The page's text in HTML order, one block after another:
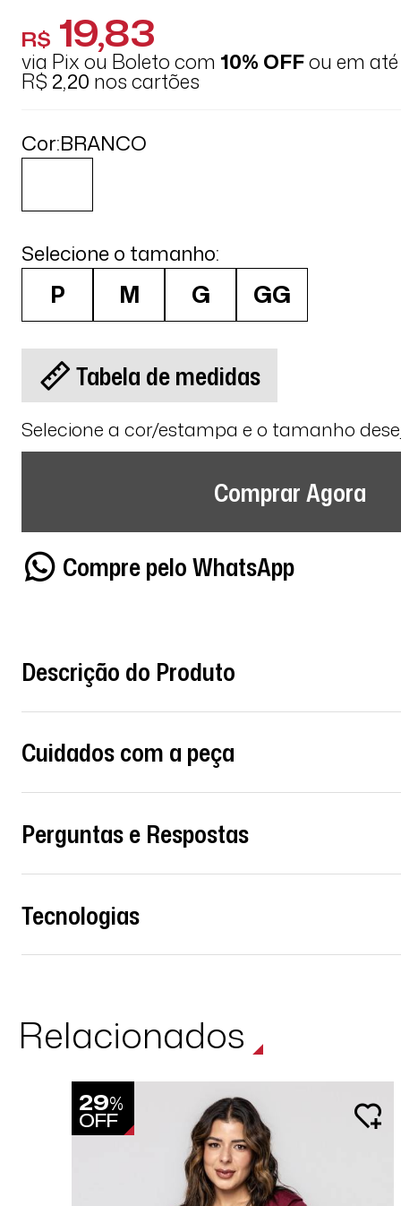
R$ 19,83
via Pix ou Boleto com 10% OFFou em
R$ 2,20 nos cartões
Cor:BRANCO
Selecione o tamanho:
P M G GG
Tabela de medidas
Selecione a cor/estampa e o tamanho
Comprar Agora
Compre pelo WhatsApp
Descrição do Produto
Cuidados com a peça
Perguntas e Respostas
Tecnologias
Relacionados
29%
OFF